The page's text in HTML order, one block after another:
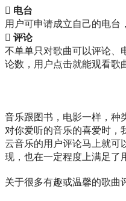
 电台
用户可申请成立自己的电台
 评论
不单单只对歌曲可以评论、
论数，用户点击就能观看歌
音乐跟图书，电影一样，种
对你爱听的音乐的喜爱时，
云音乐的用户评论马上就可
现，也在一定程度上满足了
关于很多有趣或温馨的歌曲